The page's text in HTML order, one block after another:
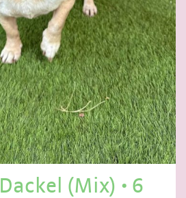
Dackel (Mix) • 6